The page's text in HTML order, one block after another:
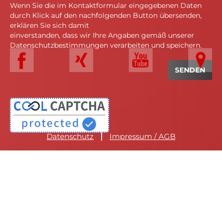
Wenn Sie die im Kontaktformular eingegebenen Daten
durch Klick auf den nachfolgenden Button übersenden,
erklären Sie sich damit
einverstanden, dass wir Ihre Angaben gemäß unserer
Datenschutzbestimmungen verarbeiten und speichern.
Datenschutz Impressum / AGB